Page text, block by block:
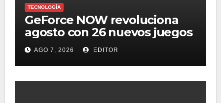
TECNOLOGÍA
GeForce NOW revoluciona
agosto con 26 nuevos juegos
AGO 7, 2026 EDITOR